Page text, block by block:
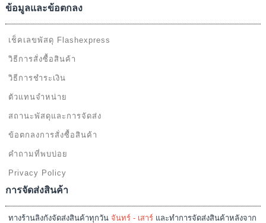
ข้อมูลและข้อตกลง
เช็คเลขพัสดุ Flashexpress
วิธีการสั่งซื้อสินค้า
วิธีการชำระเงิน
ตัวแทนจำหน่าย
สถานะพัสดุและการจัดส่ง
ข้อตกลงการสั่งซื้อสินค้า
คำถามที่พบบ่อย
Privacy Policy
การจัดส่งสินค้า
ทางร้านลิงกังจัดส่งสินค้าทุกวัน จันทร์ - เสาร์ และทำการจัดส่งสินค้าหลังจาก